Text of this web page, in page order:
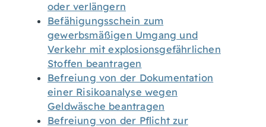
oder verlängern
Befähigungsschein zum
gewerbsmäßigen Umgang und
Verkehr mit explosionsgefährlichen
Stoffen beantragen
Befreiung von der Dokumentation
einer Risikoanalyse wegen
Geldwäsche beantragen
Befreiung von der Pflicht zur